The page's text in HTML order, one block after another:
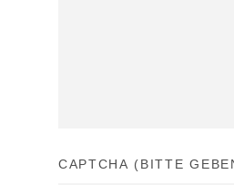
CAPTCHA (BITTE